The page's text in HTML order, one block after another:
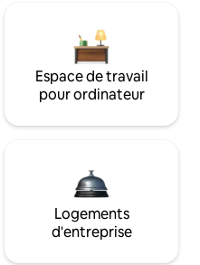
Espace de travail
pour ordinateur
Logements
d'entreprise